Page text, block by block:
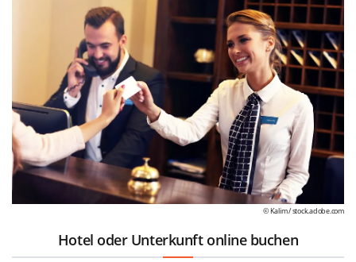
© Kalim /stock.adobe.com
Hotel oder Unterkunft online buchen